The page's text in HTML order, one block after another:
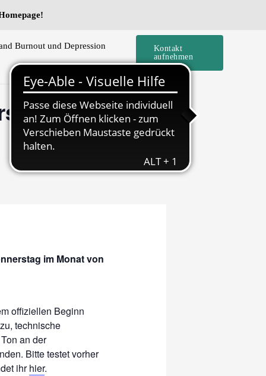
Burnout und Depression
Kontakt
aufnehmen
–
im Monat von
offiziellen Beginn
technische
an der
Bitte testet vorher
ihrhier.